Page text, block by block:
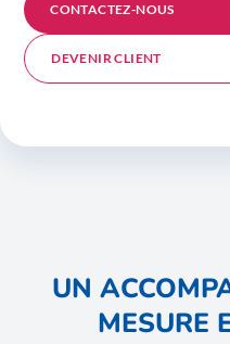
CONTACTEZ-NOUS
DEVENIR CLIENT
UN
MESURE